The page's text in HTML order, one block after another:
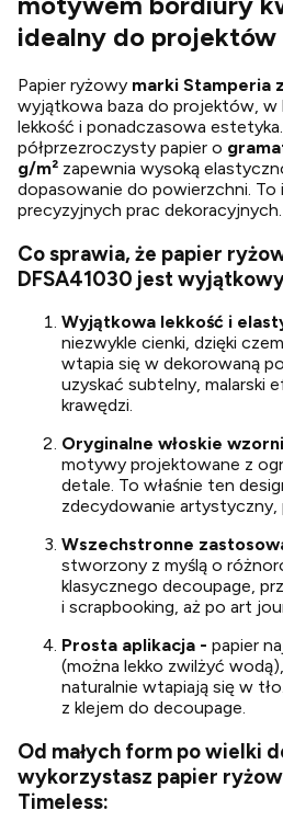
idealny do projektów
Papier ryżowy marki Stamperia
wyjątkowa baza do projektów, w
lekkość i ponadczasowa
półprzezroczysty papier o
g/m² zapewnia wysoką
dopasowanie do powierzchni. To
precyzyjnych prac dekoracyjnych.
Co sprawia, że papier
DFSA41030 jest
Wyjątkowa lekkość i
niezwykle cienki, dzięki
wtapia się w dekorowaną
uzyskać subtelny, malarski
krawędzi.
Oryginalne włoskie
motywy projektowane z
detale. To właśnie ten
zdecydowanie artystyczny,
Wszechstronne
stworzony z myślą o
klasycznego decoupage,
i scrapbooking, aż po art
Prosta aplikacja - papier
(można lekko zwilżyć
naturalnie wtapiają się w
z klejem do decoupage.
Od małych form po wielki
wykorzystasz papier
Timeless: